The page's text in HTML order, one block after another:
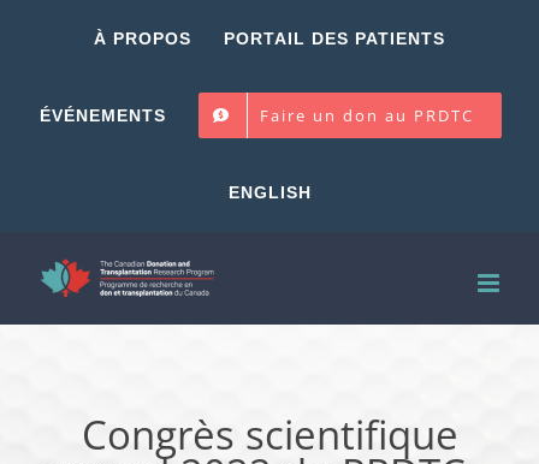
À PROPOS PORTAIL DES PATIENTS
ÉVÉNEMENTS Faire un don au PRDTC
ENGLISH
Congrès scientifique